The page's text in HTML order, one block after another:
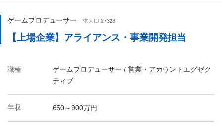
ゲームプロデューサー 求人ID:27328
【上場企業】アライアンス・事業開発担当
職種
ゲームプロデューサー / 営業・アカウントエグゼク
ティブ
年収 650～900万円